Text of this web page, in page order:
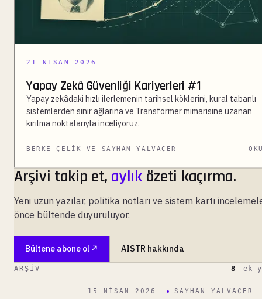
21 NISAN 2026
Yapay Zekâ Güvenliği Kariyerleri #1
Yapay zekâdaki hızlı ilerlemenin tarihsel köklerini, kural tabanlı
sistemlerden sinir ağlarına ve Transformer mimarisine uzanan
kırılma noktalarıyla inceliyoruz.
BERKE ÇELIK VE SAYHAN YALVAÇER
Arşivi takip et, aylıközeti kaçırma.
Yeni uzun yazılar, politika notları ve sistem kartı
önce bültende duyuruluyor.
Bültene abone ol AISTR hakkında
ARŞIV 8 ek
15 NISAN 2026 SAYHAN YALVAÇER